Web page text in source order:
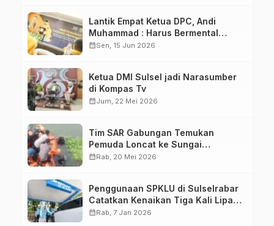
Lantik Empat Ketua DPC, Andi
Muhammad : Harus Bermental
Pejuang
calendar_monthSen, 15 Jun 2026
Ketua DMI Sulsel jadi Narasumber
di Kompas Tv
calendar_monthJum, 22 Mei 2026
Tim SAR Gabungan Temukan
Pemuda Loncat ke Sungai
Pampang Makassar
calendar_monthRab, 20 Mei 2026
Penggunaan SPKLU di Sulselrabar
Catatkan Kenaikan Tiga Kali Lipat
di Tahun 2025
calendar_monthRab, 7 Jan 2026